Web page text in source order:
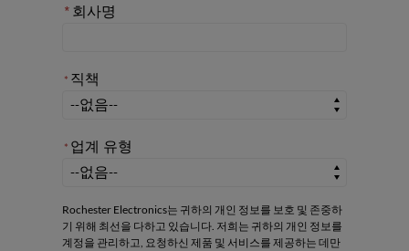
*회사명
* 직책
직책
* 업계 유형
업계 유형
Rochester Electronics는 귀하의 개인 정보를 보호 및 존중하
기 위해 최선을 다하고 있습니다. 저희는 귀하의 개인 정보를
계정을 관리하고, 요청하신 제품 및 서비스를 제공하는 데만